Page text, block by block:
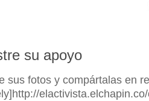
su apoyo
sus fotos y compártalas en